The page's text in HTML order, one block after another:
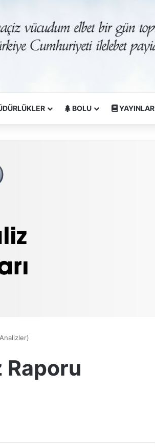
BOLU YAYINLAR
Raporu